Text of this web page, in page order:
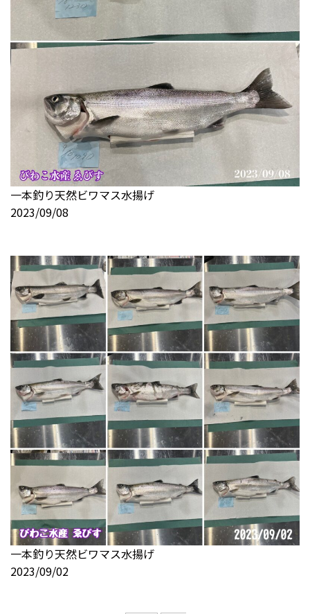
一本釣り天然ビワマス水揚げ
2023/09/08
一本釣り天然ビワマス水揚げ
2023/09/02